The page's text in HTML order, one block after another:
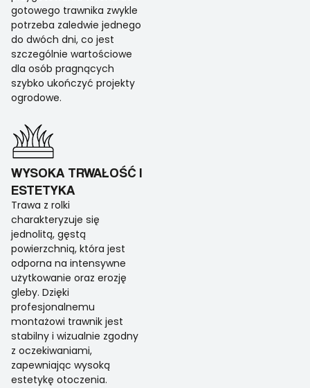
gotowego trawnika zwykle
potrzeba zaledwie jednego
do dwóch dni, co jest
szczególnie wartościowe
dla osób pragnących
szybko ukończyć projekty
ogrodowe.
WYSOKA TRWAŁOŚĆ I
ESTETYKA
Trawa z rolki
charakteryzuje się
jednolitą, gęstą
powierzchnią, która jest
odporna na intensywne
użytkowanie oraz erozję
gleby. Dzięki
profesjonalnemu
montażowi trawnik jest
stabilny i wizualnie zgodny
z oczekiwaniami,
zapewniając wysoką
estetykę otoczenia.